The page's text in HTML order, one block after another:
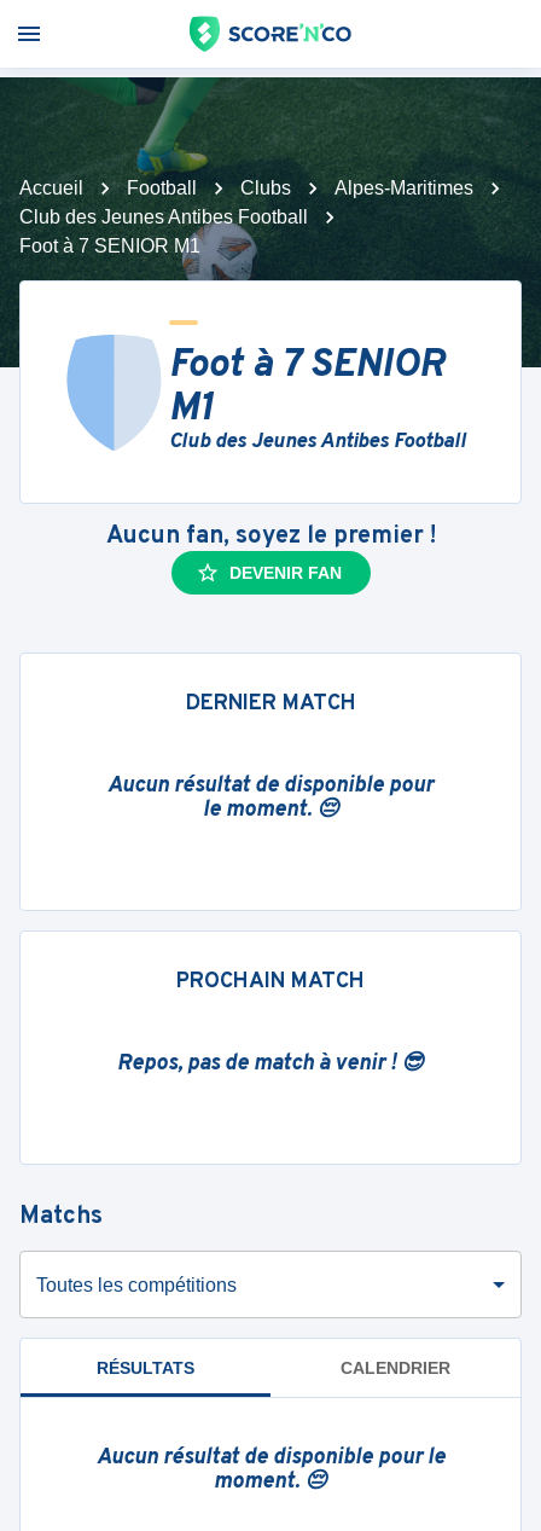
Accueil Football Clubs
Alpes-Maritimes
Club des Jeunes Antibes Football
Foot à 7 SENIOR M1
Foot à 7 SENIOR
M1
Club des Jeunes Antibes Football
Aucun fan, soyez le premier !
DEVENIR FAN
DERNIER MATCH
Aucun résultat de disponible pour
le moment. 😔
PROCHAIN MATCH
Repos, pas de match à venir ! 😎
Matchs
Toutes les compétitions
RÉSULTATS CALENDRIER
Aucun résultat de disponible pour le
moment. 😔